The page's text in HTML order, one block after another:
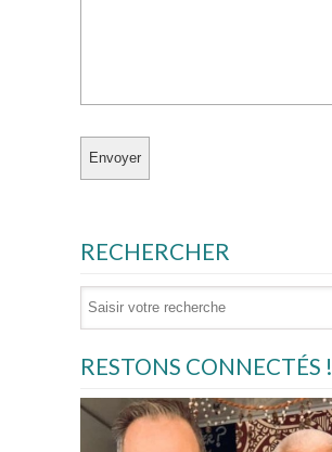
RECHERCHER
RESTONS CONNECTÉS !